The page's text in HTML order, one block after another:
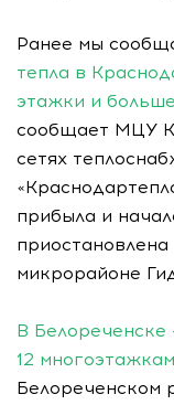
Ранее мы
тепла в
этажки и
сообщает МЦУ
сетях
прибыла и
микрорайоне
В Белореченске
12
Белореченском